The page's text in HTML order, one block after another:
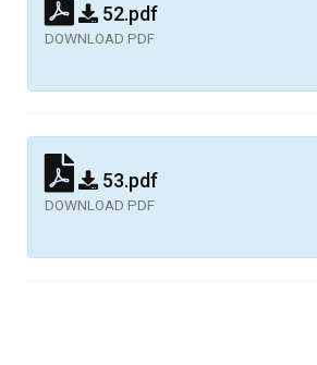
52.pdf
DOWNLOAD PDF
53.pdf
DOWNLOAD PDF